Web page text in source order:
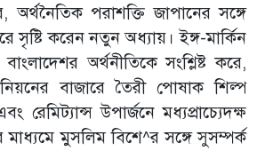
অর্থনৈতিক পরাশক্তি জাপানের সঙ্গে
সৃষ্টি করেন নতুন অধ্যায়। ইঙ্গ-মার্কিন
অর্থনীতিকে সংশ্লিষ্ট করে,
বাজারে তৈরী পোষাক শিল্প
রেমিট্যান্স উপার্জনে মধ্যপ্রাচ্যেদক্ষ
মাধ্যমে মুসলিম বিশে^র সঙ্গে সুসম্পর্ক